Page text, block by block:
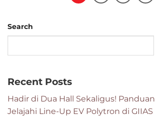
Search
Recent Posts
Hadir di Dua Hall Sekaligus!
Jelajahi Line-Up EV Polytron di GIIAS